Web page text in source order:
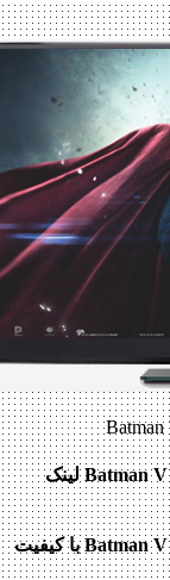
دانلود فیلم Batman V Superman Dawn Of Justice 2016 لینک
دانلود فیلم Batman V Superman Dawn Of Justice 2016 با کیفیت